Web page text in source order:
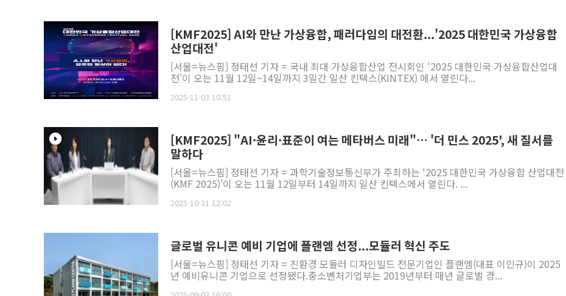
[KMF2025] AI와 만난 가상융합, 패러다임의 대전환...'2025 대한민국 가상융합
산업대전'
[서울=뉴스핌] 정태선 기자 = 국내 최대 가상융합산업 전시회인 '2025 대한민국 가상융합산업대
전'이 오는 11월 12일~14일까지 3일간 일산 킨텍스(KINTEX) 에서 열린다...
2025-11-03 10:51
[KMF2025] "AI·윤리·표준이 여는 메타버스 미래"… '더 민스 2025', 새 질서를
말하다
[서울=뉴스핌] 정태선 기자 = 과학기술정보통신부가 주최하는 '2025 대한민국 가상융합 산업대전
(KMF 2025)'이 오는 11월 12일부터 14일까지 일산 킨텍스에서 열린다. ...
2025-10-31 12:02
글로벌 유니콘 예비 기업에 플랜엠 선정...모듈러 혁신 주도
[서울=뉴스핌] 정태선 기자 = 친환경 모듈러 디자인빌드 전문기업인 플랜엠(대표 이민규)이 2025
년 예비유니콘 기업으로 선정됐다.중소벤처기업부는 2019년부터 매년 글로벌 경...